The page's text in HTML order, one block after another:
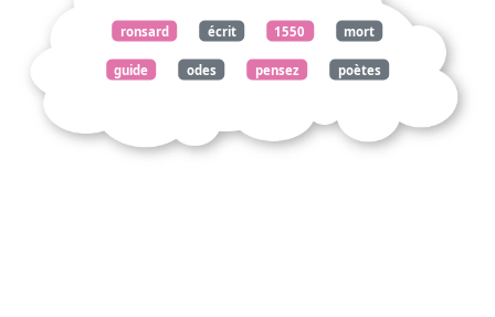
ronsard écrit 1550 mort
guide odes pensez poètes